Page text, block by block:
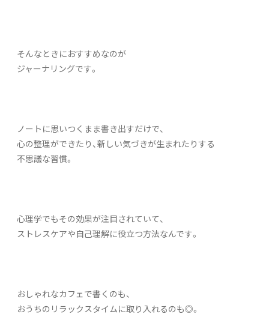
そんなときにおすすめなのが
ジャーナリングです。
ノートに思いつくまま書き出すだけで、
心の整理ができたり、新しい気づきが生まれたりする
不思議な習慣。
心理学でもその効果が注目されていて、
ストレスケアや自己理解に役立つ方法なんです。
おしゃれなカフェで書くのも、
おうちのリラックスタイムに取り入れるのも◎。